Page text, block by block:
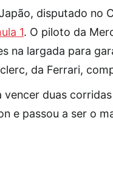
disputado no
1. O piloto da
na largada para
da Ferrari,
duas
e passou a ser o